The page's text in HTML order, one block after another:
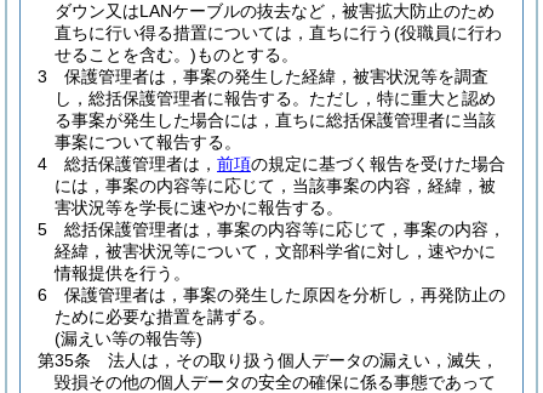
ダウン又はLANケーブルの抜去など，被害拡大防止のため
直ちに行い得る措置については，直ちに行う(役職員に行わ
せることを含む。)ものとする。
3
保護管理者は，事案の発生した経緯，被害状況等を調査
し，総括保護管理者に報告する。 ただし，特に重大と認め
る事案が発生した場合には，直ちに総括保護管理者に当該
事案について報告する。
4
総括保護管理者は， 前項の規定に基づく報告を受けた場合
には，事案の内容等に応じて，当該事案の内容，経緯，被
害状況等を学長に速やかに報告する。
5
総括保護管理者は，事案の内容等に応じて，事案の内容，
経緯，被害状況等について，文部科学省に対し，速やかに
情報提供を行う。
6
保護管理者は，事案の発生した原因を分析し，再発防止の
ために必要な措置を講ずる。
(漏えい等の報告等)
第35条
法人は，その取り扱う個人データの漏えい，滅失，
毀損その他の個人データの安全の確保に係る事態であって